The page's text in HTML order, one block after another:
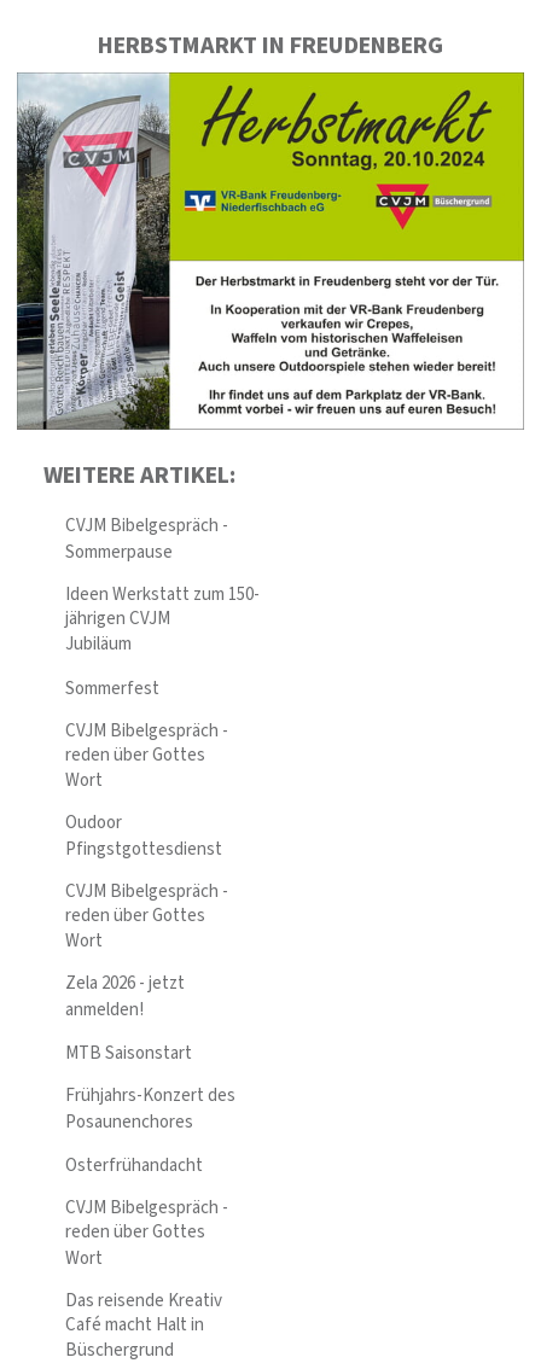
HERBSTMARKT IN FREUDENBERG
WEITERE ARTIKEL:
CVJM Bibelgespräch -
Sommerpause
Ideen Werkstatt zum 150-
jährigen CVJM
Jubiläum
Sommerfest
CVJM Bibelgespräch -
reden über Gottes
Wort
Oudoor
Pfingstgottesdienst
CVJM Bibelgespräch -
reden über Gottes
Wort
Zela 2026 - jetzt
anmelden!
MTB Saisonstart
Frühjahrs-Konzert des
Posaunenchores
Osterfrühandacht
CVJM Bibelgespräch -
reden über Gottes
Wort
Das reisende Kreativ
Café macht Halt in
Büschergrund